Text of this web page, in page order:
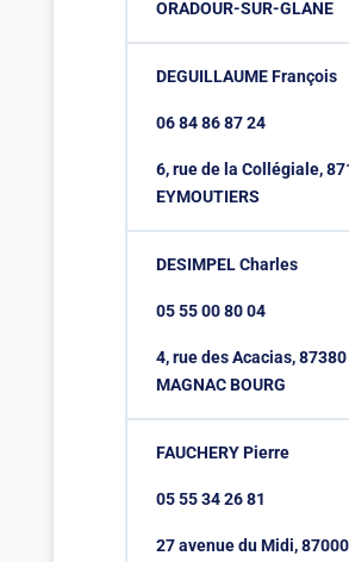
ORADOUR-SUR-GLANE
DEGUILLAUME François
06 84 86 87 24
6, rue de la Collégiale,
EYMOUTIERS
DESIMPEL Charles
05 55 00 80 04
4, rue des Acacias, 87380
MAGNAC BOURG
FAUCHERY Pierre
05 55 34 26 81
27 avenue du Midi, 87000